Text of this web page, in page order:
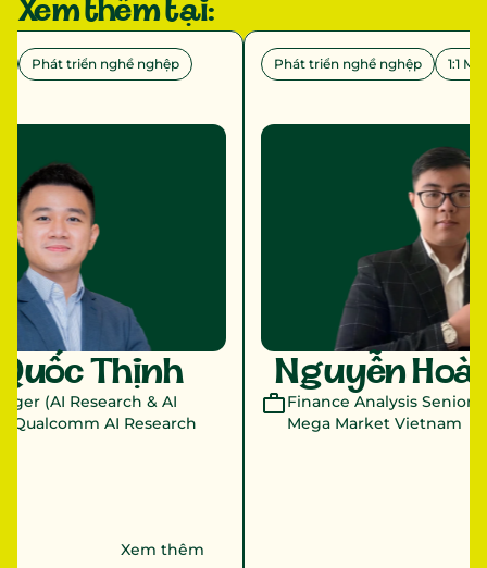
Xem thêm tại:
Phát triển nghề nghệp
Thịnh
(AI Research & AI
Qualcomm AI Research
Xem thêm
Phát triển nghề nghệp 1:1
Nguyễn
Finance Analysis Senior
Mega Market Vietnam